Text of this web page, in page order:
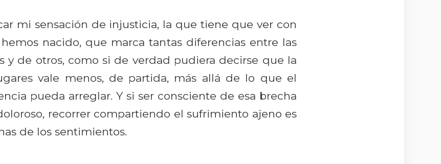
mi sensación de injusticia, la que tiene que ver con
nacido, que marca tantas diferencias entre las
y de otros, como si de verdad pudiera decirse que la
vale menos, de partida, más allá de lo que el
pueda arreglar. Y si ser consciente de esa brecha
recorrer compartiendo el sufrimiento ajeno es
de los sentimientos.